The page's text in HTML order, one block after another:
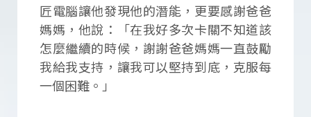
匠電腦讓他發現他的潛能，更要感謝爸爸
媽媽，他說：「在我好多次卡關不知道該
怎麼繼續的時候，謝謝爸爸媽媽一直鼓勵
我給我支持，讓我可以堅持到底，克服每
一個困難。」